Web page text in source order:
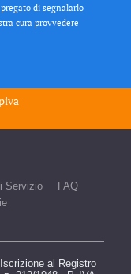
di segnalarlo
cura provvedere
Servizio
FAQ
al Registro